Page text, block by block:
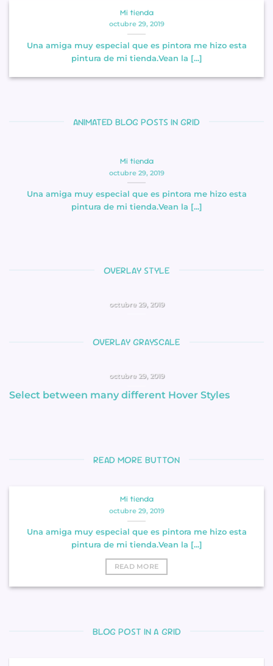
Mi tienda
octubre 29, 2019
Una amiga muy especial que es pintora me hizo esta
pintura de mi tienda.Vean la [...]
ANIMATED BLOG POSTS IN GRID
Mi tienda
octubre 29, 2019
Una amiga muy especial que es pintora me hizo esta
pintura de mi tienda.Vean la [...]
OVERLAY STYLE
octubre 29, 2019
pintura de mi tienda.Vean la [...]
OVERLAY GRAYSCALE
octubre 29, 2019
Una amiga muy especial que es pintora me hizo esta
Select between many different Hover Styles
READ MORE BUTTON
Mi tienda
octubre 29, 2019
Una amiga muy especial que es pintora me hizo esta
pintura de mi tienda.Vean la [...]
READ MORE
BLOG POST IN A GRID